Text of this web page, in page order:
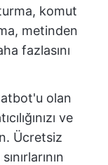
komut
metinden
fazlasını
olan
ve
Ücretsiz